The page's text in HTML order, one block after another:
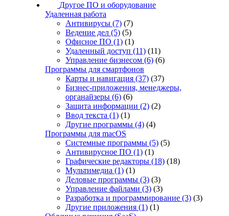
Другое ПО и оборудование
Удаленная работа
Антивирусы (7) (7)
Ведение дел (5) (5)
Офисное ПО (1) (1)
Удаленный доступ (11) (11)
Управление бизнесом (6) (6)
Программы для смартфонов
Карты и навигация (37) (37)
Бизнес-приложения, менеджеры,
органайзеры (6) (6)
Защита информации (2) (2)
Ввод текста (1) (1)
Другие программы (4) (4)
Программы для macOS
Системные программы (5) (5)
Антивирусное ПО (1) (1)
Графические редакторы (18) (18)
Мультимедиа (1) (1)
Деловые программы (3) (3)
Управление файлами (3) (3)
Разработка и программирование (3) (3)
Другие приложения (1) (1)